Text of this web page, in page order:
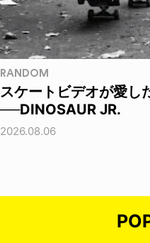
RANDOM
スケートビデオが愛し
──DINOSAUR JR.
2026.08.06